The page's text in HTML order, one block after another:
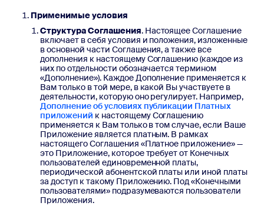
Применимые условия
Структура Соглашения. Настоящее Соглашение
включает в себя условия и положения, изложенные
в основной части Соглашения, а также все
дополнения к настоящему Соглашению (каждое из
них по отдельности обозначается термином
«Дополнение»). Каждое Дополнение применяется к
Вам только в той мере, в какой Вы участвуете в
деятельности, которую оно регулирует. Например,
Дополнение об условиях публикации Платных
приложений к настоящему Соглашению
применяется к Вам только в том случае, если Ваше
Приложение является платным. В рамках
настоящего Соглашения «Платное приложение» —
это Приложение, которое требует от Конечных
пользователей единовременной платы,
периодической абонентской платы или иной платы
за доступ к такому Приложению. Под «Конечными
пользователями» подразумеваются пользователи
Приложения.